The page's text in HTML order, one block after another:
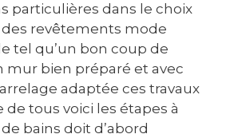
particulières dans le choix
des revêtements mode
tel qu’un bon coup de
mur bien préparé et avec
adaptée ces travaux
de tous voici les étapes à
bains doit d’abord